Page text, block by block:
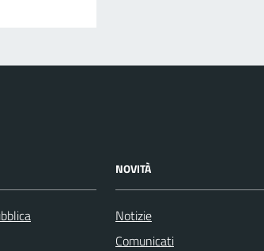
NOVITÀ
Notizie
Comunicati